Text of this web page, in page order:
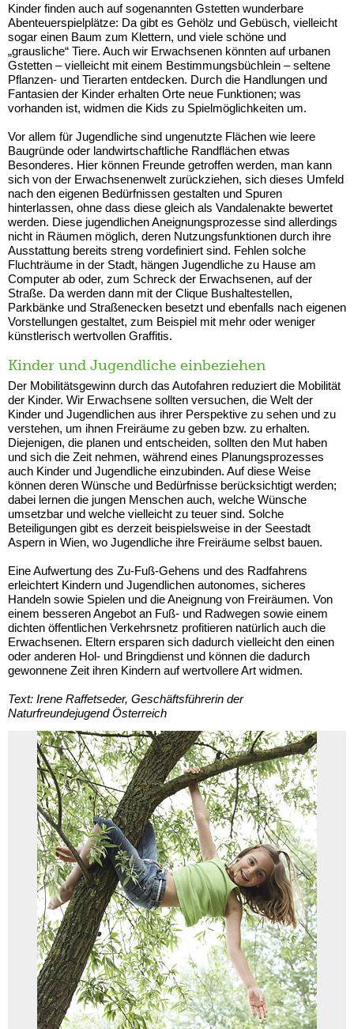
Kinder finden auch auf sogenannten Gstetten wunderbare
Abenteuerspielplätze: Da gibt es Gehölz und Gebüsch, vielleicht
sogar einen Baum zum Klettern, und viele schöne und
„grausliche“ Tiere. Auch wir Erwachsenen könnten auf urbanen
Gstetten – vielleicht mit einem Bestimmungsbüchlein – seltene
Pflanzen- und Tierarten entdecken. Durch die Handlungen und
Fantasien der Kinder erhalten Orte neue Funktionen; was
vorhanden ist, widmen die Kids zu Spielmöglichkeiten um.
Vor allem für Jugendliche sind ungenutzte Flächen wie leere
Baugründe oder landwirtschaftliche Randflächen etwas
Besonderes. Hier können Freunde getroffen werden, man kann
sich von der Erwachsenenwelt zurückziehen, sich dieses Umfeld
nach den eigenen Bedürfnissen gestalten und Spuren
hinterlassen, ohne dass diese gleich als Vandalenakte bewertet
werden. Diese jugendlichen Aneignungsprozesse sind allerdings
nicht in Räumen möglich, deren Nutzungsfunktionen durch ihre
Ausstattung bereits streng vordefiniert sind. Fehlen solche
Fluchträume in der Stadt, hängen Jugendliche zu Hause am
Computer ab oder, zum Schreck der Erwachsenen, auf der
Straße. Da werden dann mit der Clique Bushaltestellen,
Parkbänke und Straßenecken besetzt und ebenfalls nach eigenen
Vorstellungen gestaltet, zum Beispiel mit mehr oder weniger
künstlerisch wertvollen Graffitis.
Kinder und Jugendliche einbeziehen
Der Mobilitätsgewinn durch das Autofahren reduziert die Mobilität
der Kinder. Wir Erwachsene sollten versuchen, die Welt der
Kinder und Jugendlichen aus ihrer Perspektive zu sehen und zu
verstehen, um ihnen Freiräume zu geben bzw. zu erhalten.
Diejenigen, die planen und entscheiden, sollten den Mut haben
und sich die Zeit nehmen, während eines Planungsprozesses
auch Kinder und Jugendliche einzubinden. Auf diese Weise
können deren Wünsche und Bedürfnisse berücksichtigt werden;
dabei lernen die jungen Menschen auch, welche Wünsche
umsetzbar und welche vielleicht zu teuer sind. Solche
Beteiligungen gibt es derzeit beispielsweise in der Seestadt
Aspern in Wien, wo Jugendliche ihre Freiräume selbst bauen.
Eine Aufwertung des Zu-Fuß-Gehens und des Radfahrens
erleichtert Kindern und Jugendlichen autonomes, sicheres
Handeln sowie Spielen und die Aneignung von Freiräumen. Von
einem besseren Angebot an Fuß- und Radwegen sowie einem
dichten öffentlichen Verkehrsnetz profitieren natürlich auch die
Erwachsenen. Eltern ersparen sich dadurch vielleicht den einen
oder anderen Hol- und Bringdienst und können die dadurch
gewonnene Zeit ihren Kindern auf wertvollere Art widmen.
Text: Irene Raffetseder, Geschäftsführerin der
Naturfreundejugend Österreich